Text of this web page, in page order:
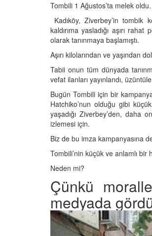
Tombili 1 Ağustos’ta melek
Kadıköy, Ziverbey’in
kaldırıma yasladığı aşırı
olarak tanınmaya başlamıştı.
Aşırı kilolarından ve yaşından
Tabii onun tüm dünyada
vefat ilanları yayınlandı,
Bugün Tombili için bir
Hatchiko’nun olduğu gibi
yaşadığı Ziverbey’den, daha
izlemesi için.
Biz de bu imza kampanyasına
Tombili’nin küçük ve anlamlı
Neden mi?
Çünkü
medyada
Neler
Niyetli İnsanları
Boş Duvara